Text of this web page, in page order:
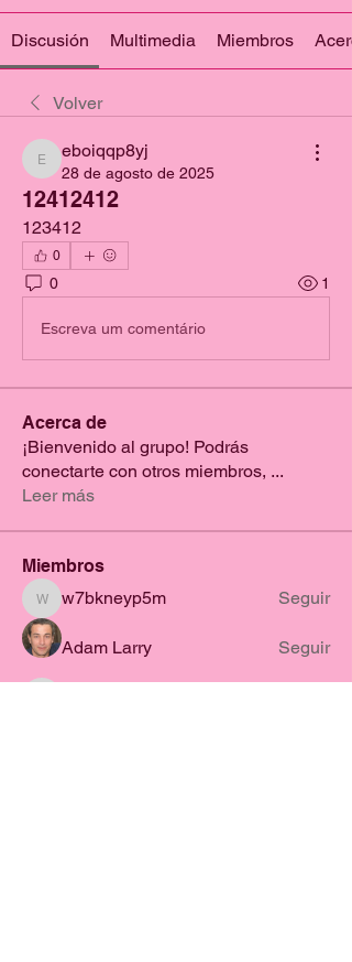
Discusión Multimedia Miembros
Volver
eboiqqp8yj
eboiqqp8yj
28 de agosto de 2025
12412412
123412
0
0 1
Escreva um comentário
Acerca de
¡Bienvenido al grupo! Podrás
conectarte con otros miembros, ...
Leer más
Miembros
w7bkneyp5m
w7bkneyp5m Seguir
Adam Larry Seguir